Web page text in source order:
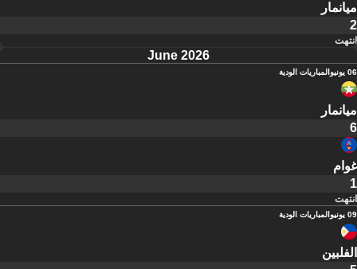
ميانمار
2
انتهت
June 2026
06 يونيو المباريات الودية
ميانمار
6
غوام
1
انتهت
09 يونيو المباريات الودية
الفلبين